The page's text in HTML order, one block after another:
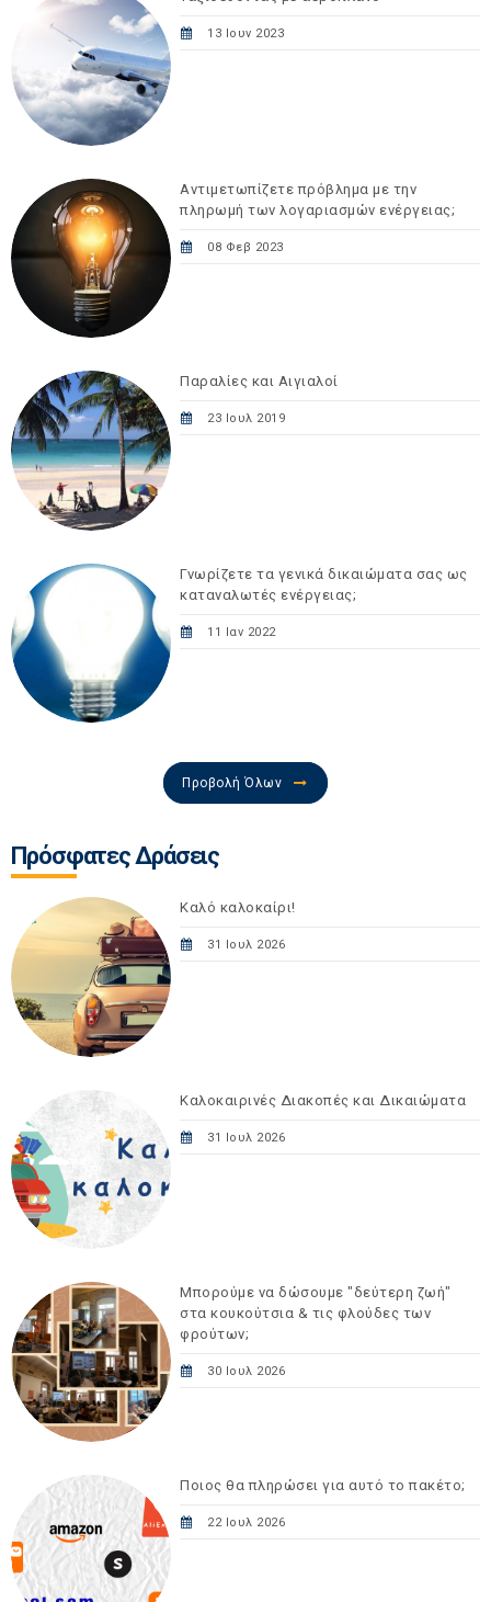
13 Ιουν 2023
Αντιμετωπίζετε πρόβλημα με την
πληρωμή των λογαριασμών ενέργειας;
08 Φεβ 2023
Παραλίες και Αιγιαλοί
23 Ιουλ 2019
Γνωρίζετε τα γενικά δικαιώματα σας ως
καταναλωτές ενέργειας;
11 Ιαν 2022
Προβολή Όλων
Πρόσφατες Δράσεις
Καλό καλοκαίρι!
31 Ιουλ 2026
Καλοκαιρινές Διακοπές και Δικαιώματα
31 Ιουλ 2026
Μπορούμε να δώσουμε "δεύτερη ζωή"
στα κουκούτσια & τις φλούδες των
φρούτων;
30 Ιουλ 2026
Ποιος θα πληρώσει για αυτό το πακέτο;
22 Ιουλ 2026